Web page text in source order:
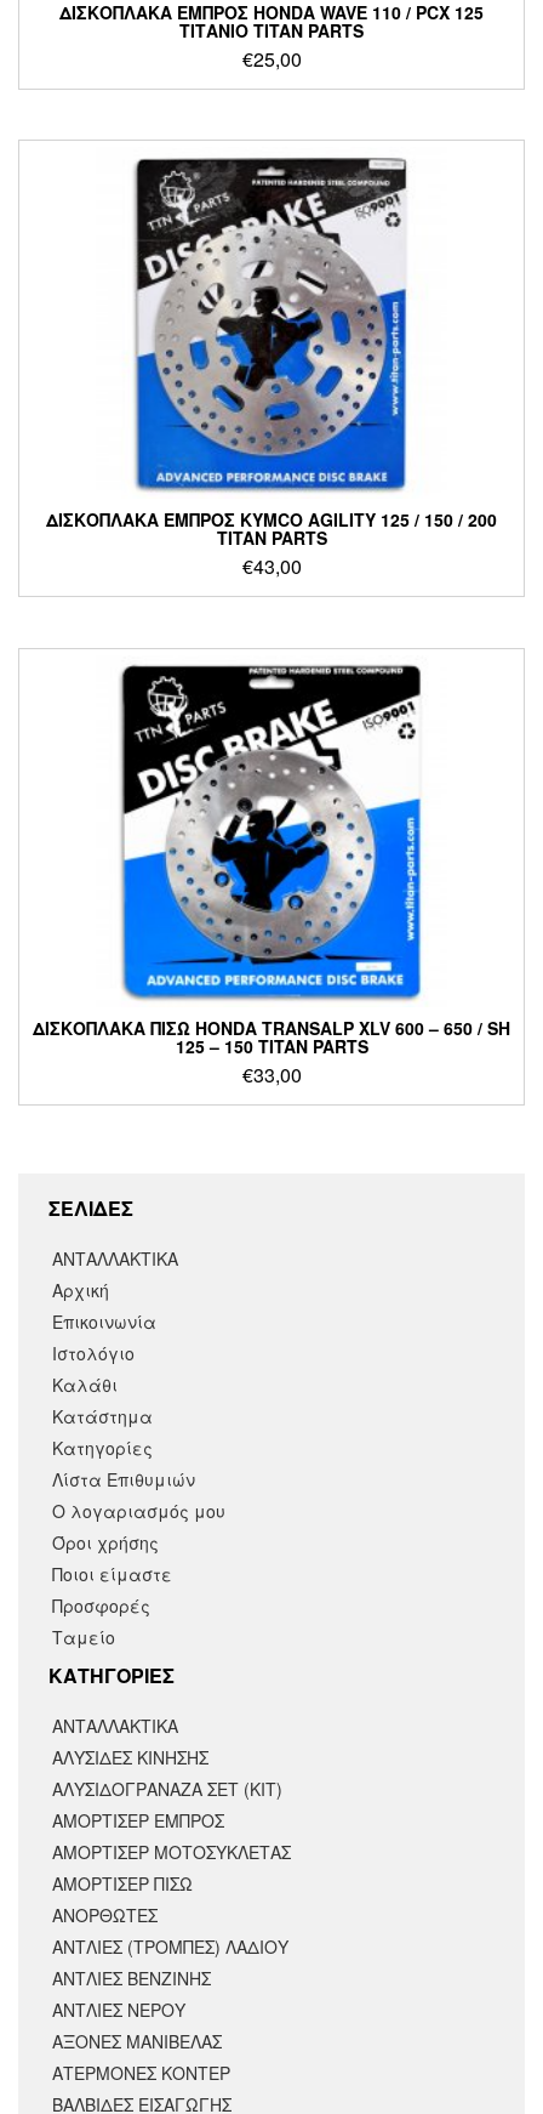
ΔΙΣΚΟΠΛΑΚΑ ΕΜΠΡΟΣ HONDA WAVE 110 / PCX 125
ΤΙΤΑΝΙΟ TITAN PARTS
€25,00
ΔΙΣΚΟΠΛΑΚΑ ΕΜΠΡΟΣ KYMCO AGILITY 125 / 150 / 200
TITAN PARTS
€43,00
ΔΙΣΚΟΠΛΑΚΑ ΠΙΣΩ HONDA TRANSALP XLV 600 – 650 / SH
125 – 150 TITAN PARTS
€33,00
ΣΕΛΙΔΕΣ
ΑΝΤΑΛΛΑΚΤΙΚΑ
Αρχική
Επικοινωνία
Ιστολόγιο
Καλάθι
Κατάστημα
Κατηγορίες
Λίστα Επιθυμιών
Ο λογαριασμός μου
Όροι χρήσης
Ποιοι είμαστε
Προσφορές
Ταμείο
KΑΤΗΓΟΡΙΕΣ
ΑΝΤΑΛΛΑΚΤΙΚΆ
ΑΛΥΣΙΔΕΣ ΚΙΝΗΣΗΣ
ΑΛΥΣΙΔΟΓΡΑΝΑΖΑ ΣΕΤ (ΚΙΤ)
ΑΜΟΡΤΙΣΕΡ ΕΜΠΡΟΣ
ΑΜΟΡΤΙΣΈΡ ΜΟΤΟΣΥΚΛΈΤΑΣ
ΑΜΟΡΤΙΣΕΡ ΠΙΣΩ
ΑΝΟΡΘΩΤΕΣ
ΑΝΤΛΙΕΣ (ΤΡΟΜΠΕΣ) ΛΑΔΙΟΥ
ΑΝΤΛΙΕΣ ΒΕΝΖΙΝΗΣ
ΑΝΤΛΙΕΣ ΝΕΡΟΥ
ΑΞΟΝΕΣ ΜΑΝΙΒΕΛΑΣ
ΑΤΕΡΜΟΝΕΣ ΚΟΝΤΕΡ
ΒΑΛΒΙΔΕΣ ΕΙΣΑΓΩΓΗΣ